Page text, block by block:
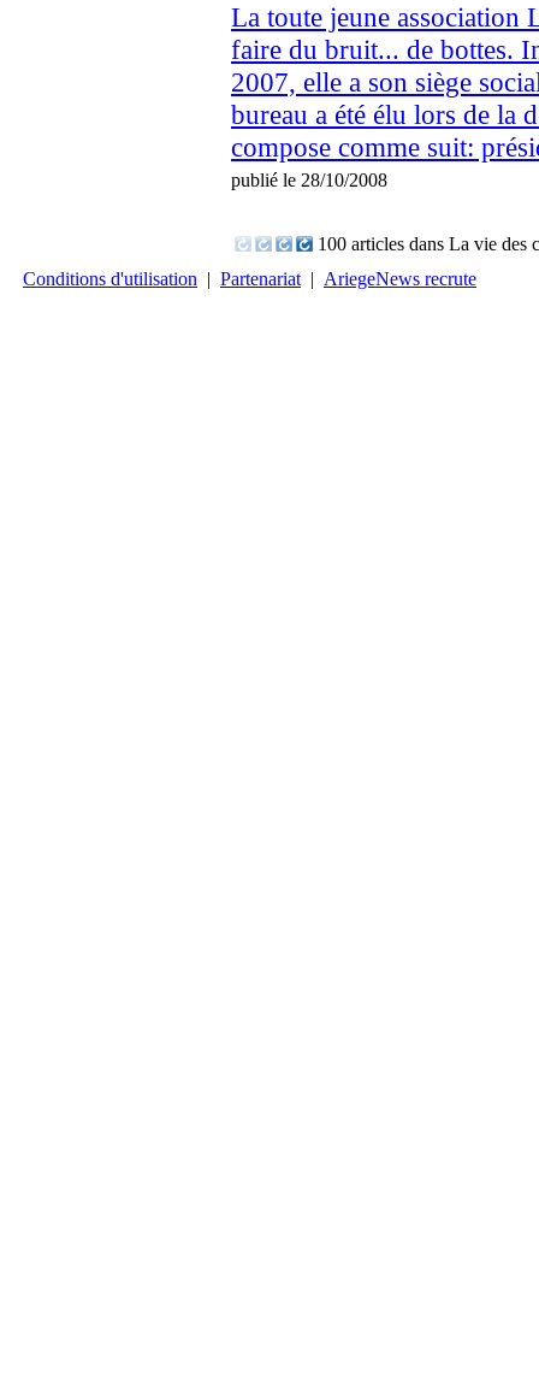
La toute jeune association
faire du bruit... de bottes.
2007, elle a son siège
bureau a été élu lors de la
compose comme suit:
publié le 28/10/2008
100 articles dans La vie des
Conditions d'utilisation | Partenariat | AriegeNews recrute